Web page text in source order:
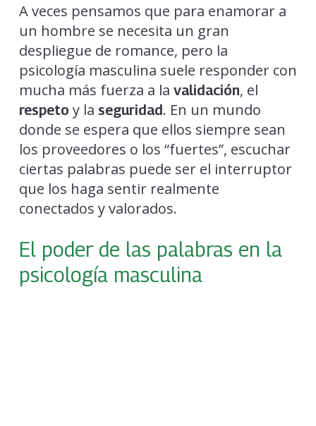
A veces pensamos que para enamorar a
un hombre se necesita un gran
despliegue de romance, pero la
psicología masculina suele responder con
mucha más fuerza a la validación, el
respeto y la seguridad. En un mundo
donde se espera que ellos siempre sean
los proveedores o los “fuertes”, escuchar
ciertas palabras puede ser el interruptor
que los haga sentir realmente
conectados y valorados.
El poder de las palabras en la
psicología masculina